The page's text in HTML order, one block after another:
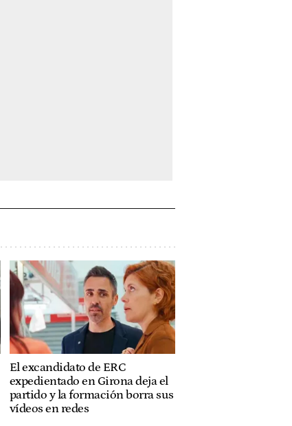
El excandidato de ERC
expedientado en Girona deja el
partido y la formación borra sus
vídeos en redes